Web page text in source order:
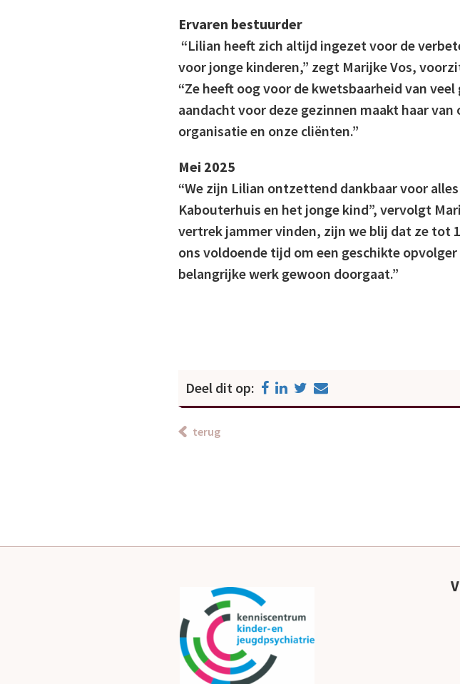
Ervaren bestuurder
“Lilian heeft zich altijd ingezet voor de
voor jonge kinderen,” zegt Marijke Vos,
“Ze heeft oog voor de kwetsbaarheid van
aandacht voor deze gezinnen maakt haar
organisatie en onze cliënten.”
Mei 2025
“We zijn Lilian ontzettend dankbaar voor
Kabouterhuis en het jonge kind”, vervolgt
vertrek jammer vinden, zijn we blij dat ze tot
ons voldoende tijd om een geschikte
belangrijke werk gewoon doorgaat.”
Deel dit op:
terug